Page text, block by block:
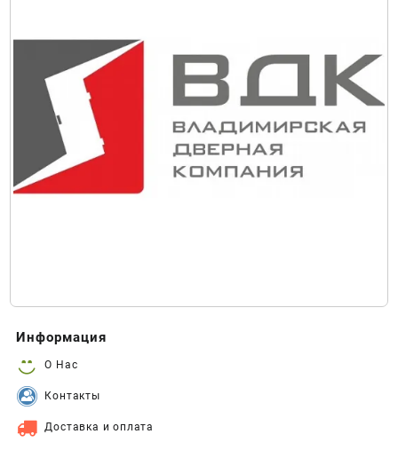
Информация
О Нас
Контакты
Доставка и оплата